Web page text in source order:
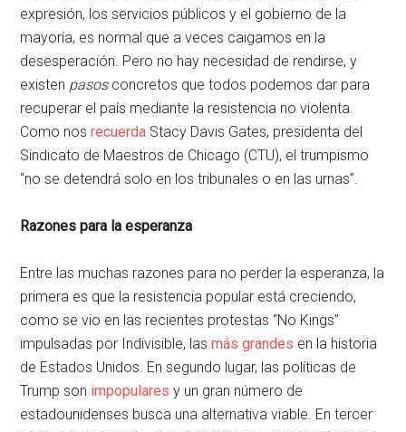
expresión, los servicios públicos y el gobierno de la
mayoría, es normal que a veces caigamos en la
desesperación. Pero no hay necesidad de rendirse, y
existen pasosconcretos que todos podemos dar para
recuperar el país mediante la resistencia no violenta.
Como nosrecuerda Stacy Davis Gates, presidenta del
Sindicato de Maestros de Chicago (CTU), el trumpismo
“no se detendrá solo en los tribunales o en las urnas”.
Razones para la esperanza
Entre las muchas razones para no perder la esperanza, la
primera es que la resistencia popular está creciendo,
como se vio en las recientes protestas “No Kings”
impulsadas por Indivisible, lasmás grandes en la historia
de Estados Unidos. En segundo lugar, las políticas de
Trump son impopulares y un gran número de
estadounidenses busca una alternativa viable. En tercer